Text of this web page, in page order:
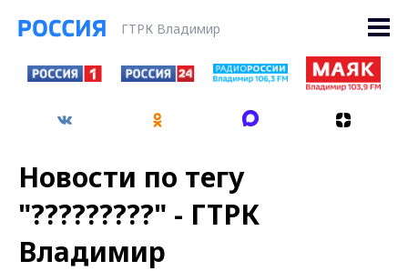
ГТРК Владимир
Новости по тегу
"?????????" - ГТРК
Владимир